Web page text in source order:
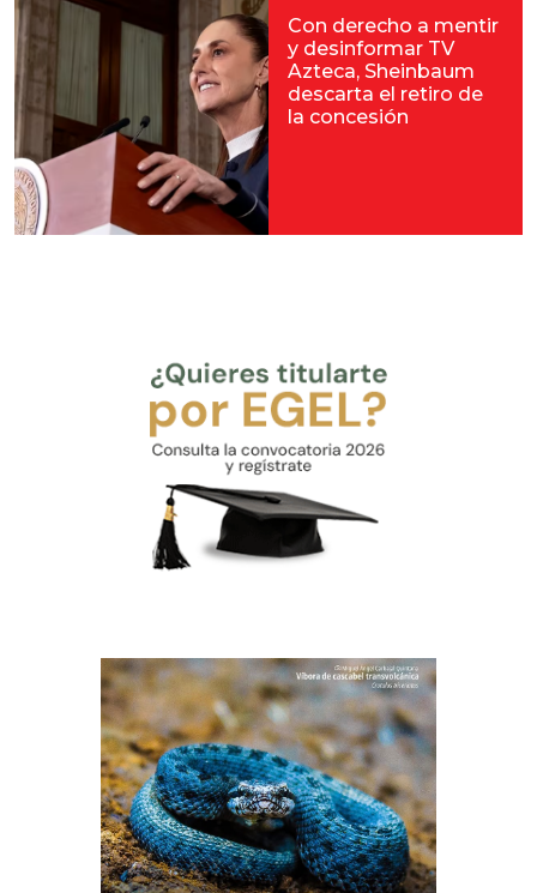
Con derecho a mentir
y desinformar TV
Azteca, Sheinbaum
descarta el retiro de
la concesión